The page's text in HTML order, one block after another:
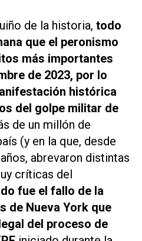
de la historia, todo
que el peronismo
más importantes
de 2023, por lo
histórica
del golpe militar de
de un millón de
(y en la que, desde
abrevaron distintas
críticas del
fue el fallo de la
de Nueva York que
del proceso de